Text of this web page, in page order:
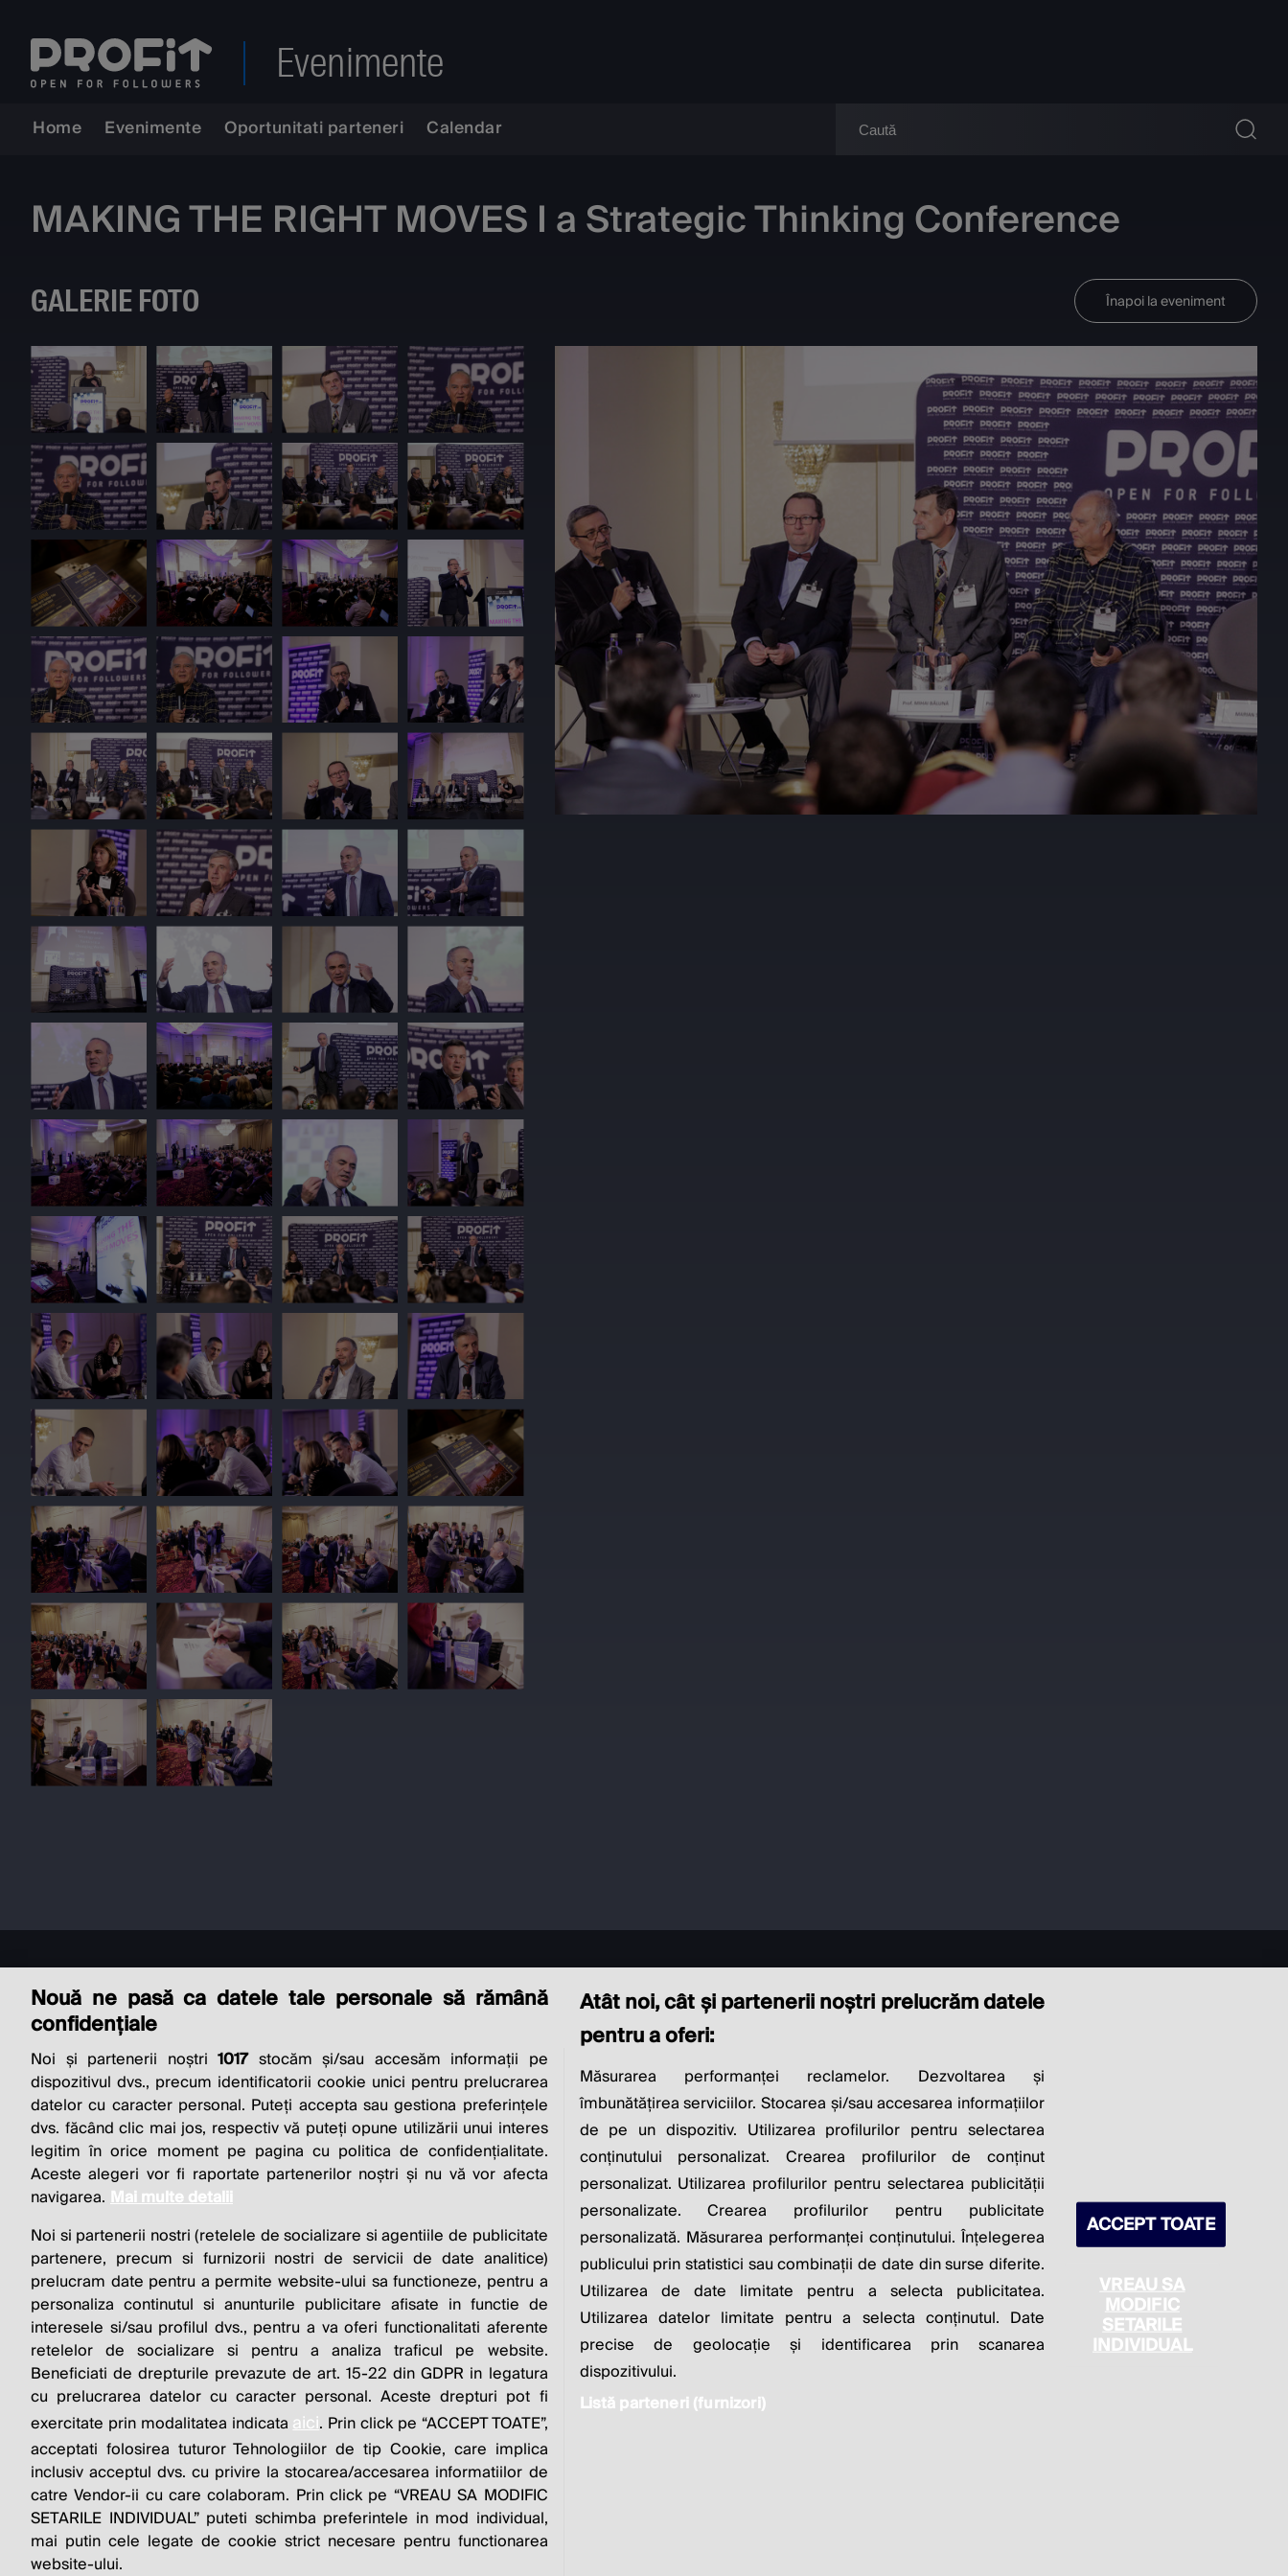
Evenimente
Home Evenimente Oportunitati parteneri Calendar
MAKING THE RIGHT MOVES I a Strategic Thinking Conference
GALERIE FOTO Înapoi la eveniment
THE SOCIAL RESPONSIBILITY OF
BUSINESS IS TO INCREASE ITS PROFITS.
Milton Friedman
© 2026 Profit.ro. Toate drepturile rezervate. Dezvoltat de
1616.ro
Contact Publicitate
Despre
noi
Politica de cookie Politica de confidențialitate
Nouă ne pasă ca datele tale personale să rămână
confidențiale
Noi și partenerii noștri1017stocăm și/sau accesăm informații pe
dispozitivul dvs., precum identificatorii cookie unici pentru prelucrarea
datelor cu caracter personal. Puteți accepta sau gestiona preferințele
dvs. făcând clic mai jos, respectiv vă puteți opune utilizării unui interes
legitim în orice moment pe pagina cu politica de confidențialitate.
Aceste alegeri vor fi raportate partenerilor noștri și nu vă vor afecta
navigarea. Mai multe detalii
Noi si partenerii nostri (retelele de socializare si agentiile de publicitate
partenere, precum si furnizorii nostri de servicii de date analitice)
prelucram date pentru a permite website-ului sa functioneze, pentru a
personaliza continutul si anunturile publicitare afisate in functie de
interesele si/sau profilul dvs., pentru a va oferi functionalitati aferente
retelelor de socializare si pentru a analiza traficul pe website.
Beneficiati de drepturile prevazute de art. 15-22 din GDPR in legatura
cu prelucrarea datelor cu caracter personal. Aceste drepturi pot fi
exercitate prin modalitatea indicata aici. Prin click pe “ACCEPT TOATE”,
acceptati folosirea tuturor Tehnologiilor de tip Cookie, care implica
inclusiv acceptul dvs. cu privire la stocarea/accesarea informatiilor de
catre Vendor-ii cu care colaboram. Prin click pe “VREAU SA MODIFIC
SETARILE INDIVIDUAL” puteti schimba preferintele in mod individual,
mai putin cele legate de cookie strict necesare pentru functionarea
website-ului.
Atât noi, cât și partenerii noștri prelucrăm datele
pentru a oferi:
Măsurarea performanței reclamelor. Dezvoltarea și
îmbunătățirea serviciilor. Stocarea și/sau accesarea informațiilor
de pe un dispozitiv. Utilizarea profilurilor pentru selectarea
conținutului personalizat. Crearea profilurilor de conținut
personalizat. Utilizarea profilurilor pentru selectarea publicității
personalizate. Crearea profilurilor pentru publicitate
personalizată. Măsurarea performanței conținutului. Înțelegerea
publicului prin statistici sau combinații de date din surse diferite.
Utilizarea de date limitate pentru a selecta publicitatea.
Utilizarea datelor limitate pentru a selecta conținutul. Date
precise de geolocație și identificarea prin scanarea
dispozitivului.
Listă parteneri (furnizori)
ACCEPT TOATE
VREAU SA
MODIFIC
SETARILE
INDIVIDUAL